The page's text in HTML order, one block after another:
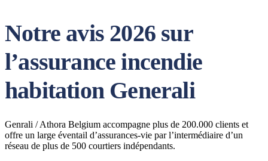
Notre avis 2026 sur
l’assurance incendie
habitation Generali
Genrali / Athora Belgium accompagne plus de 200.000 clients et
offre un large éventail d’assurances-vie par l’intermédiaire d’un
réseau de plus de 500 courtiers indépendants.